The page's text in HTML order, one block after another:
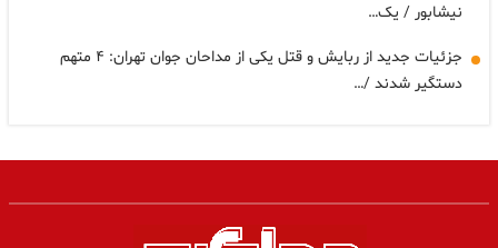
نیشابور / یک…
جزئیات جدید از ربایش و قتل یکی از مداحان جوان تهران: ۴ متهم
دستگیر شدند /…